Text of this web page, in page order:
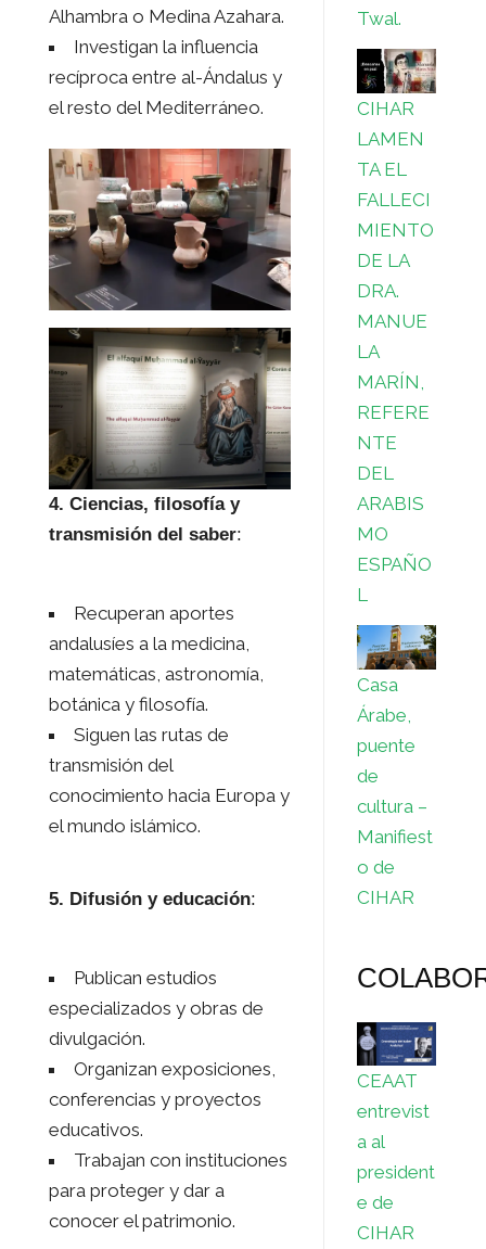
Alhambra o Medina Azahara.
Investigan la influencia
recíproca entre al-Ándalus y
el resto del Mediterráneo.
4. Ciencias, filosofía y
transmisión del saber:
Recuperan aportes
andalusíes a la medicina,
matemáticas, astronomía,
botánica y filosofía.
Siguen las rutas de
transmisión del
conocimiento hacia Europa y
el mundo islámico.
5. Difusión y educación:
Publican estudios
especializados y obras de
divulgación.
Organizan exposiciones,
conferencias y proyectos
educativos.
Trabajan con instituciones
para proteger y dar a
conocer el patrimonio.
Twal.
CIHAR
LAMEN
TA EL
FALLECI
MIENTO
DE LA
DRA.
MANUE
LA
MARÍN,
REFERE
NTE
DEL
ARABIS
MO
ESPAÑO
L
Casa
Árabe,
puente
de
cultura –
Manifiest
o de
CIHAR
CEAAT
entrevist
a al
president
e de
CIHAR